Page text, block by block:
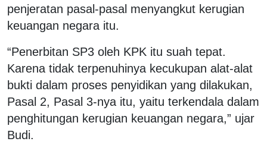
penjeratan pasal-pasal menyangkut kerugian
keuangan negara itu.
“Penerbitan SP3 oleh KPK itu suah tepat.
Karena tidak terpenuhinya kecukupan alat-alat
bukti dalam proses penyidikan yang dilakukan,
Pasal 2, Pasal 3-nya itu, yaitu terkendala dalam
penghitungan kerugian keuangan negara,” ujar
Budi.